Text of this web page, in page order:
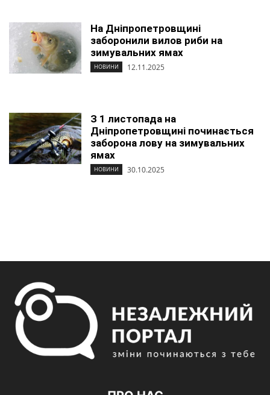
На Дніпропетровщині
заборонили вилов риби на
зимувальних ямах
НОВИНИ 12.11.2025
З 1 листопада на
Дніпропетровщині починається
заборона лову на зимувальних
ямах
НОВИНИ 30.10.2025